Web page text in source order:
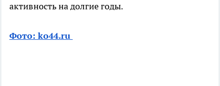
активность на долгие годы.
Фото: ko44.ru